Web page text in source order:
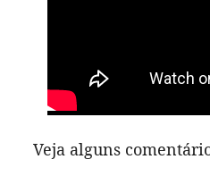
Veja alguns